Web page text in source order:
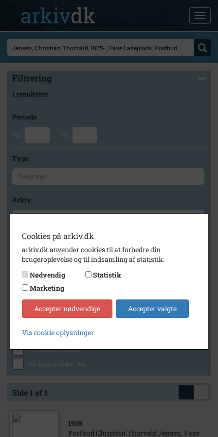
Filtrering
1 resultater
Periode
Fra Til
Type
Arkiv
Geografi
Generelt
Vis kun med billeder
Vis kun med lydklip
Vis kun med kilder
Vis kun med geo-tag
Side 1 af 1
1908
Postbud Christian Thorvald Jensen, Faxe
Cookies på arkiv.dk
arkiv.dk anvender cookies til at forbedre din
brugeroplevelse og til indsamling af statistik.
Nødvendig
Statistik
Marketing
Accepter nødvendige Accepter valgte
Vis cookie oplysninger